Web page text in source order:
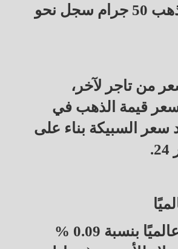
سعر سبيكة الذهب 50 جرام سجل نحو
من تاجر لآخر،
قيمة الذهب في
سعر السبيكة بناء على
وارتفع الذهب عالميًا بنسبة 0.09 %